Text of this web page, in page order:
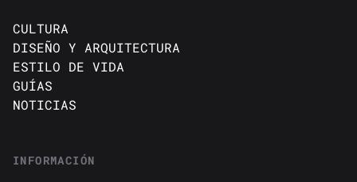
CULTURA
DISEÑO Y ARQUITECTURA
ESTILO DE VIDA
GUÍAS
NOTICIAS
INFORMACIÓN